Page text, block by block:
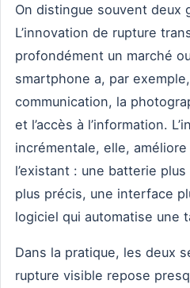
On distingue souvent deux
L’innovation de rupture
profondément un marché
smartphone a, par
communication, la
et l’accès à l’information.
incrémentale, elle,
l’existant : une batterie
plus précis, une interface
logiciel qui automatise une
Dans la pratique, les deux
rupture visible repose